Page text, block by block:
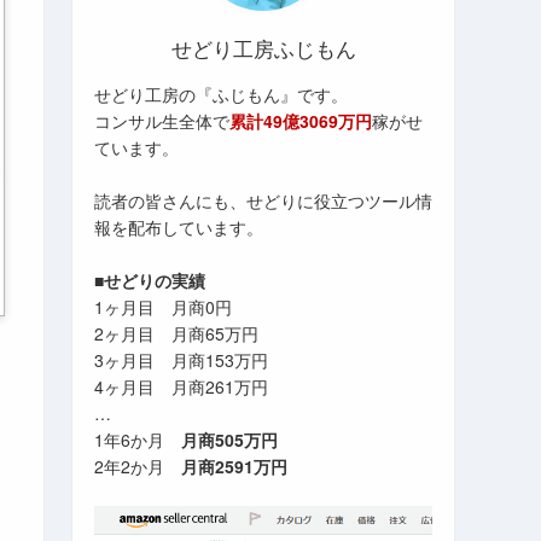
せどり工房ふじもん
せどり工房の『ふじもん』です。
コンサル生全体で累計49億3069万円稼がせ
ています。
読者の皆さんにも、せどりに役立つツール情
報を配布しています。
■せどりの実績
1ヶ月目 月商0円
2ヶ月目 月商65万円
3ヶ月目 月商153万円
4ヶ月目 月商261万円
…
1年6か月 月商505万円
2年2か月 月商2591万円